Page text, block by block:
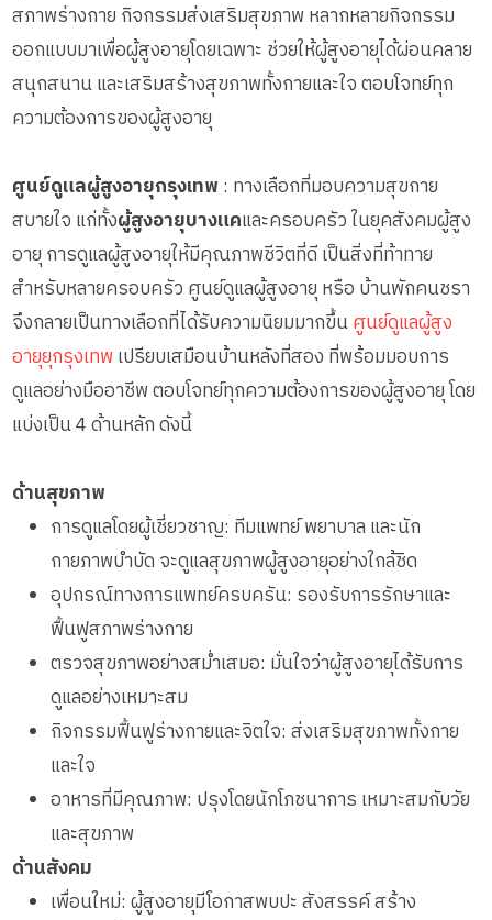
สภาพร่างกาย กิจกรรมส่งเสริมสุขภาพ หลากหลายกิจกรรม
ออกแบบมาเพื่อผู้สูงอายุโดยเฉพาะ ช่วยให้ผู้สูงอายุได้ผ่อนคลาย
สนุกสนาน และเสริมสร้างสุขภาพทั้งกายและใจ ตอบโจทย์ทุก
ความต้องการของผู้สูงอายุ
ศูนย์ดูแลผู้สูงอายุกรุงเทพ : ทางเลือกที่มอบความสุขกาย
สบายใจ แก่ทั้งผู้สูงอายุบางแคและครอบครัว ในยุคสังคมผู้สูง
อายุ การดูแลผู้สูงอายุให้มีคุณภาพชีวิตที่ดี เป็นสิ่งที่ท้าทาย
สำหรับหลายครอบครัว ศูนย์ดูแลผู้สูงอายุ หรือ บ้านพักคนชรา
จึงกลายเป็นทางเลือกที่ได้รับความนิยมมากขึ้นศูนย์ดูแลผู้สูง
อายุยุกรุงเทพเปรียบเสมือนบ้านหลังที่สอง ที่พร้อมมอบการ
ดูแลอย่างมืออาชีพ ตอบโจทย์ทุกความต้องการของผู้สูงอายุ โดย
แบ่งเป็น 4 ด้านหลัก ดังนี้
ด้านสุขภาพ
การดูแลโดยผู้เชี่ยวชาญ: ทีมแพทย์ พยาบาล และนัก
กายภาพบำบัด จะดูแลสุขภาพผู้สูงอายุอย่างใกล้ชิด
อุปกรณ์ทางการแพทย์ครบครัน: รองรับการรักษาและ
ฟื้นฟูสภาพร่างกาย
ตรวจสุขภาพอย่างสม่ำเสมอ: มั่นใจว่าผู้สูงอายุได้รับการ
ดูแลอย่างเหมาะสม
กิจกรรมฟื้นฟูร่างกายและจิตใจ: ส่งเสริมสุขภาพทั้งกาย
และใจ
อาหารที่มีคุณภาพ: ปรุงโดยนักโภชนาการ เหมาะสมกับวัย
และสุขภาพ
ด้านสังคม
เพื่อนใหม่: ผู้สูงอายุมีโอกาสพบปะ สังสรรค์ สร้าง